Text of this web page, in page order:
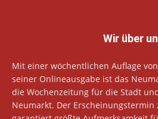
Wir über
Mit einer wöchentlichen Auflage
seiner Onlineausgabe ist das
die Wochenzeitung für die Stadt
Neumarkt. Der Erscheinungstermin